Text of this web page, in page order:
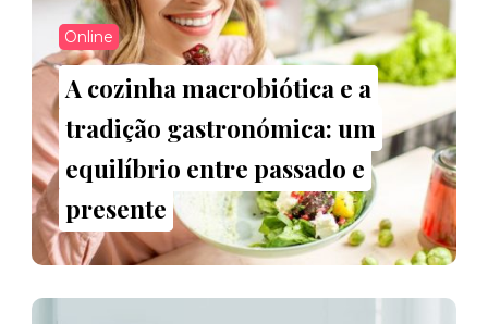
Online
A cozinha macrobiótica e a
tradição gastronómica: um
equilíbrio entre passado e
presente